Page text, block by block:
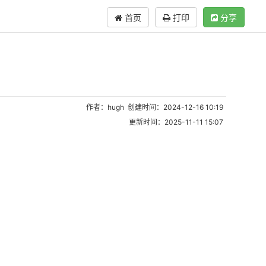
首页 打印 分享
作者：hugh 创建时间：2024-12-16 10:19
更新时间：2025-11-11 15:07